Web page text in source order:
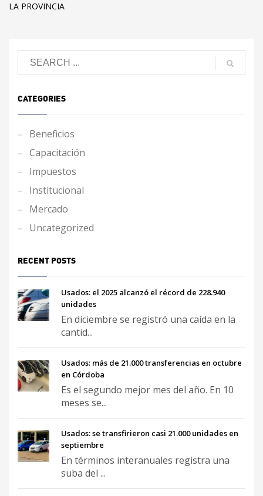
LA PROVINCIA
CATEGORIES
Beneficios
Capacitación
Impuestos
Institucional
Mercado
Uncategorized
RECENT POSTS
Usados: el 2025 alcanzó el récord de 228.940
unidades
En diciembre se registró una caída en la
cantid...
Usados: más de 21.000 transferencias en octubre
en Córdoba
Es el segundo mejor mes del año. En 10
meses se...
Usados: se transfirieron casi 21.000 unidades en
septiembre
En términos interanuales registra una
suba del ...